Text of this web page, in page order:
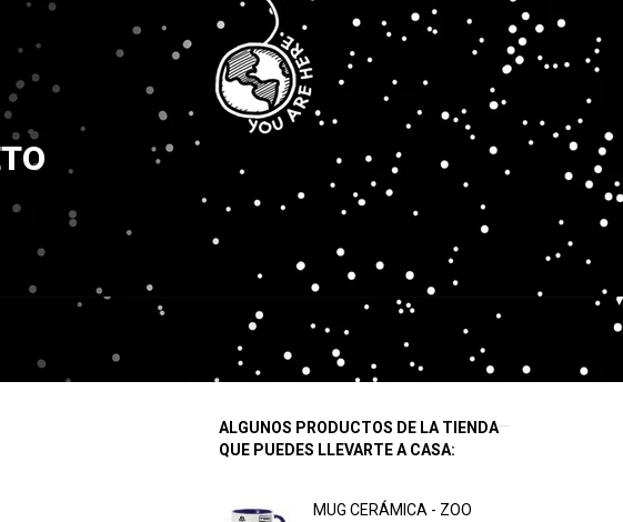
ALGUNOS PRODUCTOS DE LA TIENDA
QUE PUEDES LLEVARTE A CASA:
MUG CERÁMICA - ZOO